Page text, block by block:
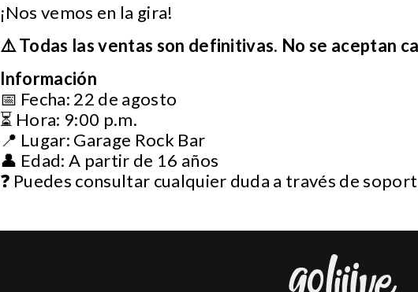
¡Nos vemos en la gira!
⚠️ Todas las ventas son definitivas. No se aceptan
Información
📅 Fecha: 22 de agosto
⏳ Hora: 9:00 p.m.
📍 Lugar: Garage Rock Bar
👤 Edad: A partir de 16 años
❓ Puedes consultar cualquier duda a través de